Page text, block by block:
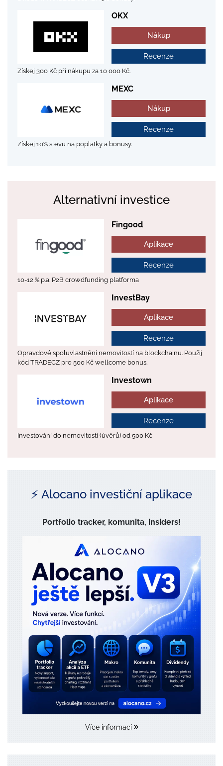
OKX
Nákup
Recenze
Získej 300 Kč při nákupu za 10 000 Kč.
MEXC
Nákup
Recenze
Získej 10% slevu na poplatky a bonusy.
Alternativní investice
Fingood
Aplikace
Recenze
10-12 % p.a. P2B crowdfunding platforma
InvestBay
Aplikace
Recenze
Opravdové spoluvlastnění nemovitostí na blockchainu. Použij
kód TRADECZ pro 500 Kč wellcome bonus.
Investown
Aplikace
Recenze
Investování do nemovitostí (úvěrů) od 500 Kč
⚡️ Alocano investiční aplikace
Portfolio tracker, komunita, insiders!
Více informací